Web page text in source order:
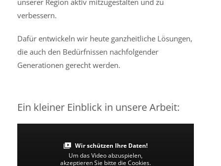
verbessern.
Dafür entwickeln wir heute ganzheitliche Lösungen,
die auch den Bedürfnissen nachfolgender
Generationen gerecht werden.
Ein kleiner Einblick in unsere Arbeit:
Wir schützen Ihre Daten!
Um das Video abzuspielen,
akzeptieren Sie bitte die Cookies.